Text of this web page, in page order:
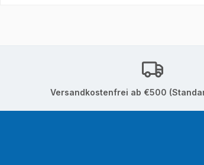
Versandkostenfrei ab €500